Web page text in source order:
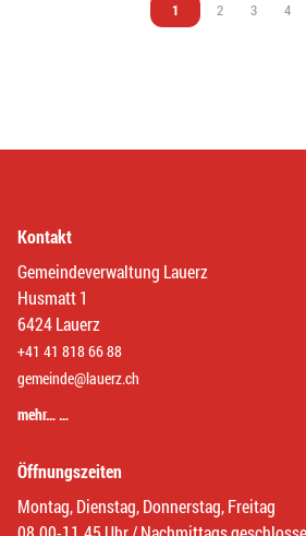
Vous êtes sur la page
1 Vous êtes sur la
2 Vous êtes
3 4
Kontakt
Gemeindeverwaltung Lauerz
Husmatt 1
6424 Lauerz
+41 41 818 66 88
gemeinde@lauerz.ch
mehr… …
Öffnungszeiten
Montag, Dienstag, Donnerstag, Freitag